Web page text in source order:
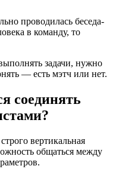
проводилась беседа-
в команду, то
задачи, нужно
— есть мэтч или нет.
соединять
вертикальная
общаться между